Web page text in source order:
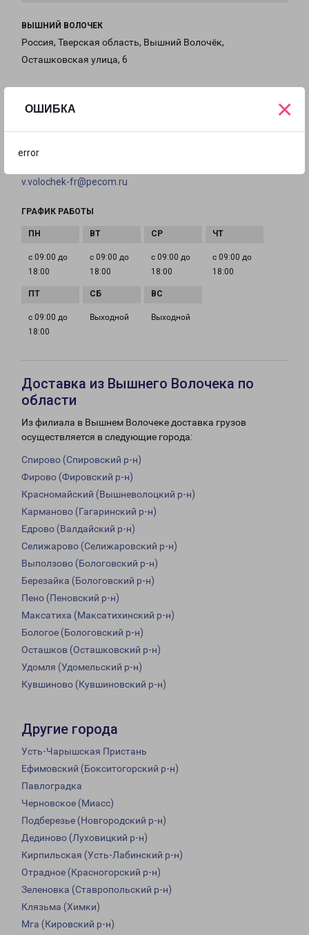
ОШИБКА
error
×
ВЫШНИЙ ВОЛОЧЕК
Россия, Тверская область, Вышний Волочёк,
Осташковская улица, 6
на карте
v.volochek-fr@pecom.ru
ГРАФИК РАБОТЫ
с 09:00 до
18:00
с 09:00 до
18:00
с 09:00 до
18:00
с 09:00 до
18:00
с 09:00 до
18:00
Выходной Выходной
Доставка из Вышнего Волочека по
области
Из филиала в Вышнем Волочеке доставка грузов
осуществляется в следующие города:
Спирово (Спировский р-н)
Фирово (Фировский р-н)
Красномайский (Вышневолоцкий р-н)
Карманово (Гагаринский р-н)
Едрово (Валдайский р-н)
Селижарово (Селижаровский р-н)
Выползово (Бологовский р-н)
Березайка (Бологовский р-н)
Пено (Пеновский р-н)
Максатиха (Максатихинский р-н)
Бологое (Бологовский р-н)
Осташков (Осташковский р-н)
Удомля (Удомельский р-н)
Кувшиново (Кувшиновский р-н)
Другие города
Усть-Чарышская Пристань
Ефимовский (Бокситогорский р-н)
Павлоградка
Черновское (Миасс)
Подберезье (Новгородский р-н)
Дединово (Луховицкий р-н)
Кирпильская (Усть-Лабинский р-н)
Отрадное (Красногорский р-н)
Зеленовка (Ставропольский р-н)
Клязьма (Химки)
Мга (Кировский р-н)